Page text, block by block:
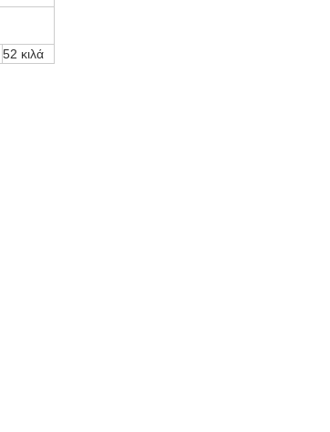
52 κιλά